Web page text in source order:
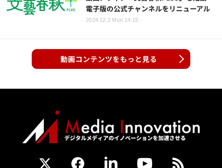
電子版の公式チャンネルをリニューアル
2024.12.2 Mon 14:15
動画コンテンツをもっと見る